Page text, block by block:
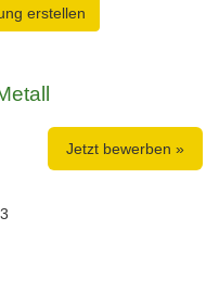
erstellen
Jetzt bewerben »